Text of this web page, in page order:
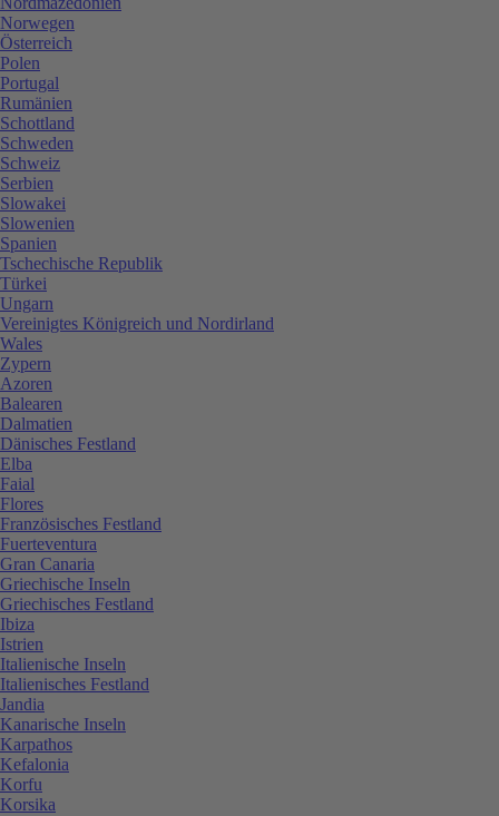
Norwegen
Österreich
Polen
Portugal
Rumänien
Schottland
Schweden
Schweiz
Serbien
Slowakei
Slowenien
Spanien
Tschechische Republik
Türkei
Ungarn
Vereinigtes Königreich und Nordirland
Wales
Zypern
Azoren
Balearen
Dalmatien
Dänisches Festland
Elba
Faial
Flores
Französisches Festland
Fuerteventura
Gran Canaria
Griechische Inseln
Griechisches Festland
Ibiza
Istrien
Italienische Inseln
Italienisches Festland
Jandia
Kanarische Inseln
Karpathos
Kefalonia
Korfu
Korsika